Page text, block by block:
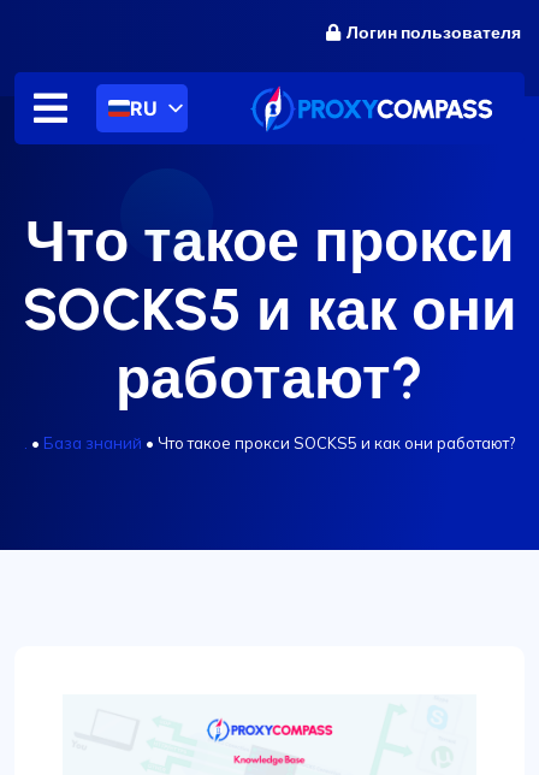
содержанию
Логин пользователя
RU
Что такое прокси
SOCKS5 и как они
работают?
• База знаний • Что такое прокси SOCKS5 и как они работают?